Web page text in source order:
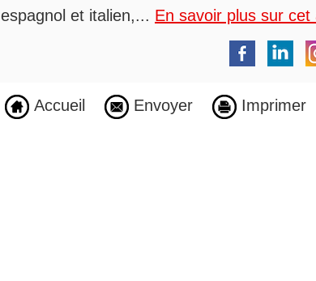
espagnol et italien,... En savoir plus sur cet
Accueil Envoyer Imprimer